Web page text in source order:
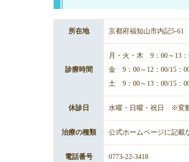
所在地 京都府福知山市内記5-61
診療時間
月・火・木 9：00～13：
金 9：00～12：00/15：
土 9：00～13：00/15：
休診日 水曜・日曜・祝日 ※変
治療の種類 公式ホームページに記載
電話番号 0773-22-3418